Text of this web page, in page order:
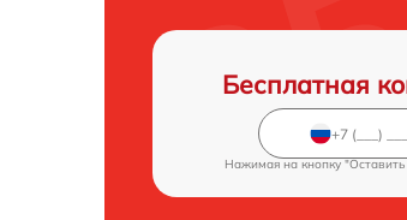
Бесплатная
Нажимая на кнопку